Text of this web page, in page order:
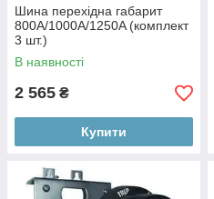
Шина перехідна габарит
800А/1000A/1250A (комплект
3 шт.)
В наявності
2 565 ₴
Купити